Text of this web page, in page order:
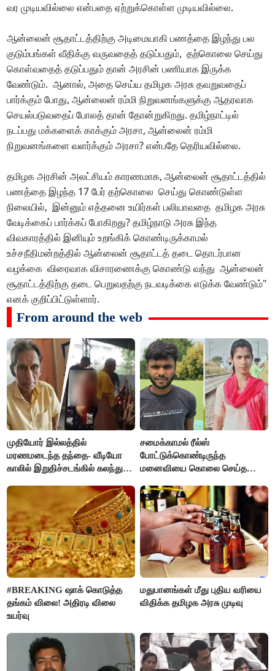
வர முடியவில்லை என்பதை ஏற்றுக்கொள்ள முடியவில்லை.
ஆன்லைன் சூதாட்டத்திற்கு அடிமையாகி பணத்தை இழந்து பல
குடும்பங்கள் வீதிக்கு வருவதைத் தடுப்பதும், தற்கொலை செய்து
கொள்வதைத் தடுப்பதும் தான் அரசின் பணியாக இருக்க
வேண்டும். ஆனால், அதை செய்ய தமிழக அரசு தவறுவதைப்
பார்க்கும் போது, ஆன்லைன் ரம்மி நிறுவனங்களுக்கு ஆதரவாக
செயல்படுவதைப் போலத் தான் தோன்றுகிறது. தமிழ்நாட்டில்
நடப்பது மக்களைக் காக்கும் அரசா, ஆன்லைன் ரம்மி
நிறுவனங்களை வளர்க்கும் அரசா? என்பதே தெரியவில்லை.
தமிழக அரசின் அலட்சியம் காரணமாக, ஆன்லைன் சூதாட்டத்தில்
பணத்தை இழந்த 17 பேர் தற்கொலை செய்து கொண்டுள்ள
நிலையில், இன்னும் எத்தனை உயிர்கள் பலியாவதை தமிழக அரசு
வேடிக்கைப் பார்க்கப் போகிறது? தமிழ்நாடு அரசு இந்த
விவகாரத்தில் இனியும் உறங்கிக் கொண்டிருக்காமல்
உச்சநீதிமன்றத்தில் ஆன்லைன் சூதாட்டத் தடை தொடர்பான
வழக்கை விரைவாக விசாரணைக்கு கொண்டு வந்து ஆன்லைன்
சூதாட்டத்திற்கு தடை பெறுவதற்கு நடவடிக்கை எடுக்க வேண்டும்"
எனக் குறிப்பிட்டுள்ளார்.
From around the web
முதியோர் இல்லத்தில்
மரணமடைந்த தந்தை- வீடியோ
காலில் இறுதிச்சடங்கில் கலந்து
சமைக்காமல் ரீல்ஸ்
போட்டுக்கொண்டிருந்த
மனைவியை கொலை செய்த
#BREAKING ஷாக் கொடுத்த
தங்கம் விலை! அதிரடி விலை
உயர்வு
மதுபானங்கள் மீது புதிய வரியை
விதிக்க தமிழக அரசு முடிவு